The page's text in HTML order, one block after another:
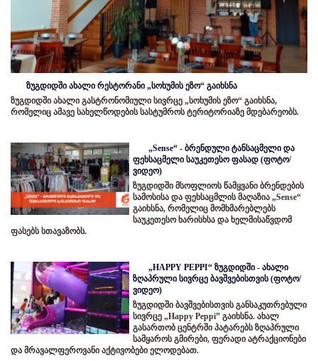
ზუგდიდში ახალი რესტორანი „სოხუმის ეზო“ გაიხსნა
ზუგდიდში ახალი გასტრონომიული სივრცე „სოხუმის ეზო“ გაიხსნა,
რომელიც ამავე სახელწოდების სასტუმროს ტერიტორიაზე მდებარეობს.
„Sense“ - ბრენდული ტანსაცმელი და
ფეხსაცმელი საუკეთესო ფასად (ფოტო/
ვიდეო)
ზუგდიდში მსოფლიოს წამყვანი ბრენდების
სამოსისა და ფეხსაცმლის მაღაზია „Sense“
გაიხსნა, რომელიც მომხმარებლებს
საუკეთესო ხარისხსა და ხელმისაწვდომ
ფასებს სთავაზობს.
„HAPPY PEPPI“ ზუგდიდში - ახალი
ზღაპრული სივრცე ბავშვებისთვის (ფოტო/
ვიდეო)
ზუგდიდში ბავშვებისთვის განსაკუთრებული
სივრცე „Happy Peppi” გაიხსნა. ახალ
გასართობ ცენტრში პატარებს ზღაპრული
სამყაროს გმირები, ფერადი ატრაქციონები
და მრავალფეროვანი აქტივობები ელოდებათ.